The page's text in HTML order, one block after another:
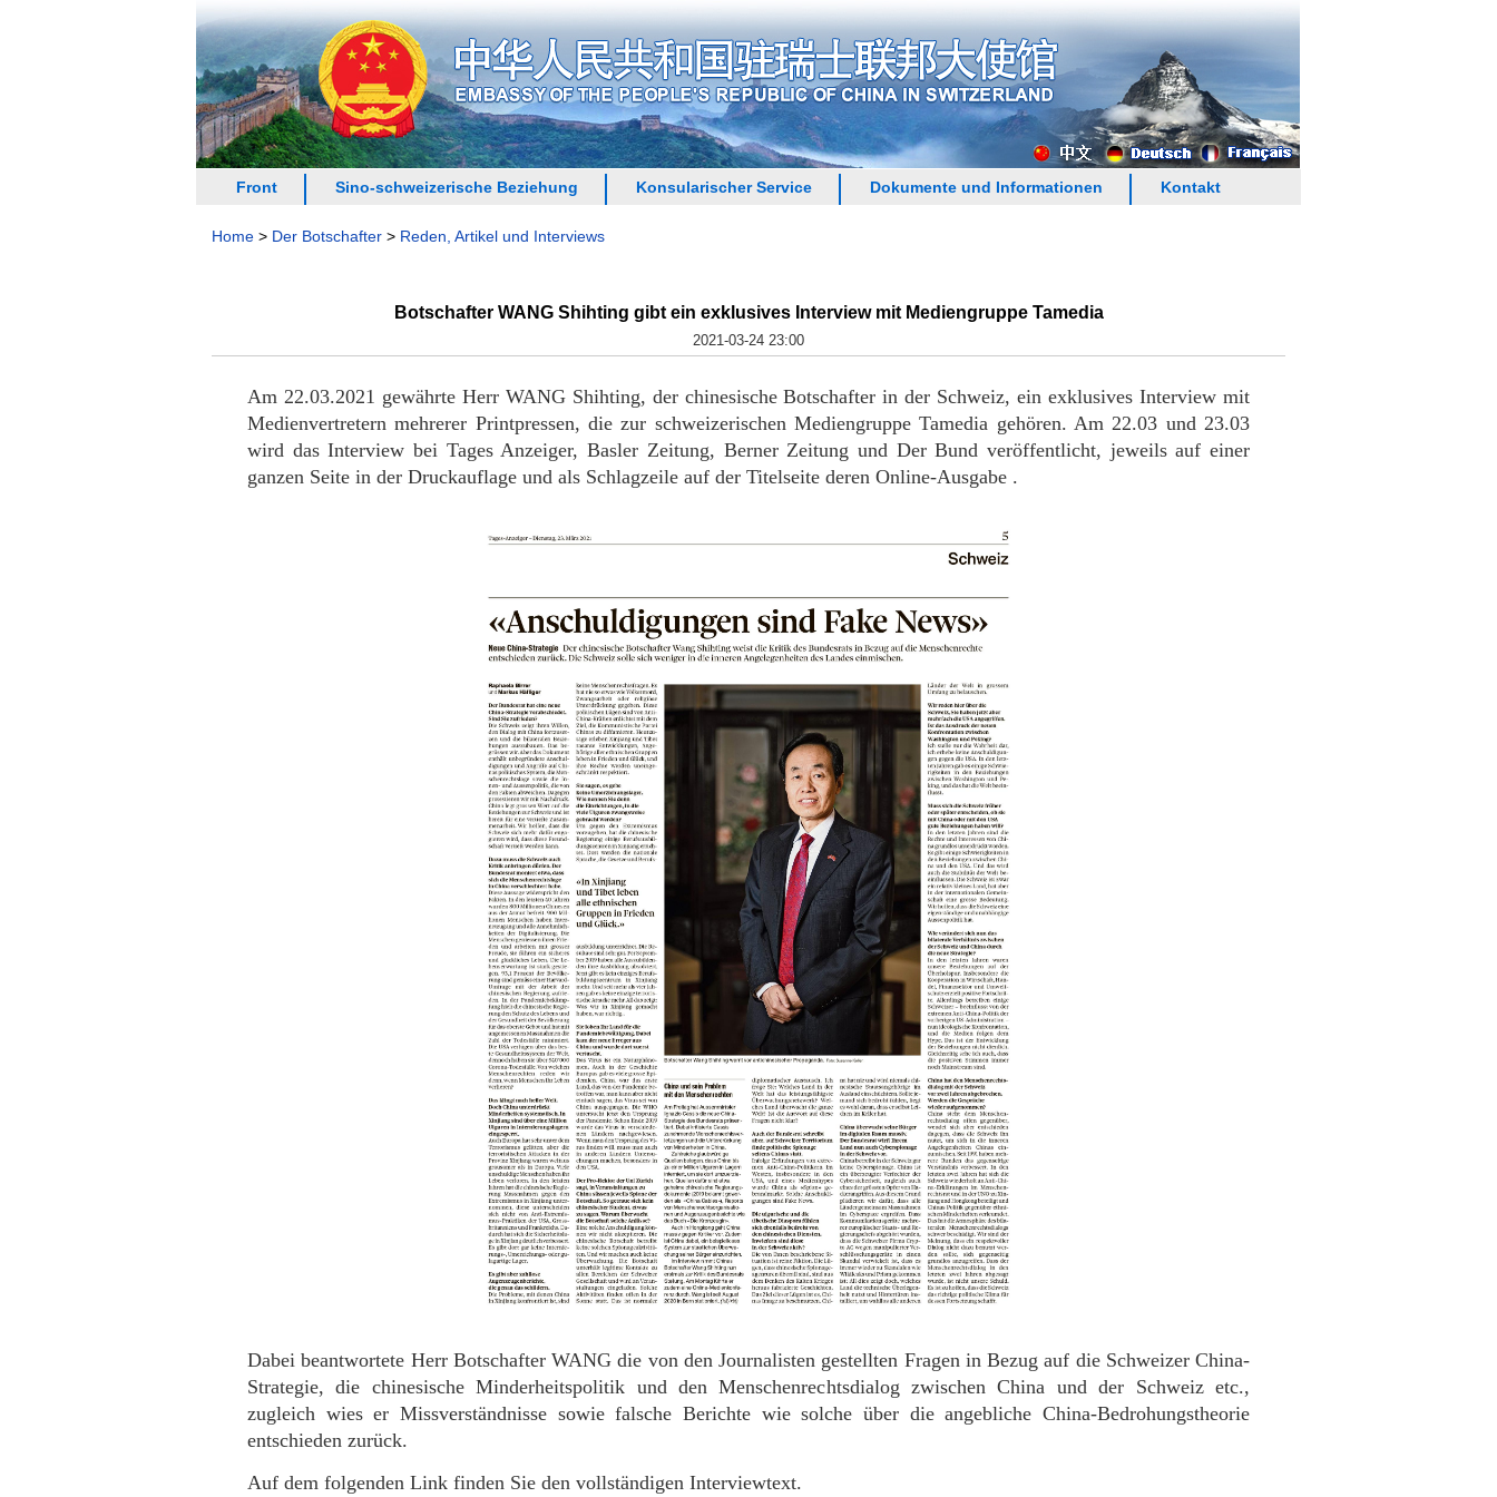
Front Sino-schweizerische Beziehung Konsularischer Service Dokumente und Informationen Kontakt
Home > Der Botschafter > Reden, Artikel und Interviews
Botschafter WANG Shihting gibt ein exklusives Interview mit Mediengruppe Tamedia
2021-03-24 23:00
Am 22.03.2021 gewährte Herr WANG Shihting, der chinesische Botschafter in der Schweiz, ein exklusives Interview mit
Medienvertretern mehrerer Printpressen, die zur schweizerischen Mediengruppe Tamedia gehören. Am 22.03 und 23.03
wird das Interview bei Tages Anzeiger, Basler Zeitung, Berner Zeitung und Der Bund veröffentlicht, jeweils auf einer
ganzen Seite in der Druckauflage und als Schlagzeile auf der Titelseite deren Online-Ausgabe .
Dabei beantwortete Herr Botschafter WANG die von den Journalisten gestellten Fragen in Bezug auf die Schweizer China-
Strategie, die chinesische Minderheitspolitik und den Menschenrechtsdialog zwischen China und der Schweiz etc.,
zugleich wies er Missverständnisse sowie falsche Berichte wie solche über die angebliche China-Bedrohungstheorie
entschieden zurück.
Auf dem folgenden Link finden Sie den vollständigen Interviewtext.